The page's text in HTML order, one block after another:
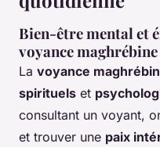
Bien-être mental et
voyance maghrébine
La voyance
spirituels et
consultant un voyant,
et trouver une paix